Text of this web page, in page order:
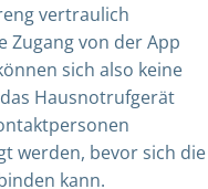
vertraulich
Zugang von der App
sich also keine
Hausnotrufgerät
werden, bevor sich die
kann.